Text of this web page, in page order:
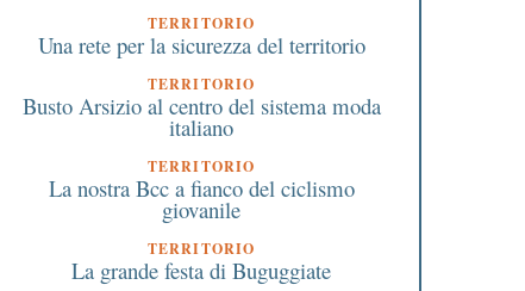
TERRITORIO
Una rete per la sicurezza del territorio
TERRITORIO
Busto Arsizio al centro del sistema moda
italiano
TERRITORIO
La nostra Bcc a fianco del ciclismo
giovanile
TERRITORIO
La grande festa di Buguggiate